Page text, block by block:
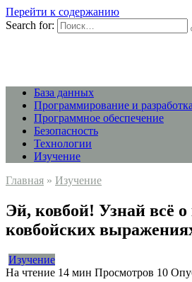
Перейти к содержанию
Search for:
База данных
Программирование и разработка
Программное обеспечение
Безопасность
Технологии
Изучение
Главная » Изучение
Эй, ковбой! Узнай всё
ковбойских
Изучение
На чтение 14 мин Просмотров 10